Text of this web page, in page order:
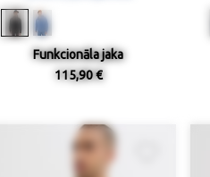
Funkcionāla jaka
115,90 €